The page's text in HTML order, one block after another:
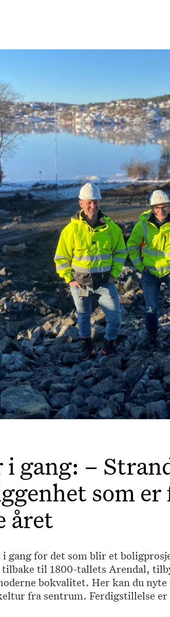
i gang: –
som
året
gang for det som blir et
til 1800-tallets Arendal,
bokvalitet. Her kan du
fra sentrum. Ferdigstillelse